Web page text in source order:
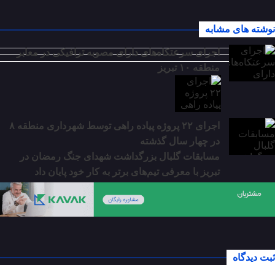
نوشته های مشابه
اجرای سرعتکاه‌های دارای مصوبه ترافیکی در معابر
منطقه ۱۰ تبریز
اجرای ۲۲ پروژه پیاده راهی توسط شهرداری منطقه ۸
در چهار سال گذشته
مسابقات گلبال بزرگداشت شهدای جنگ رمضان در
تبریز با معرفی تیم‌های برتر به کار خود پایان داد
ثبت دیدگاه